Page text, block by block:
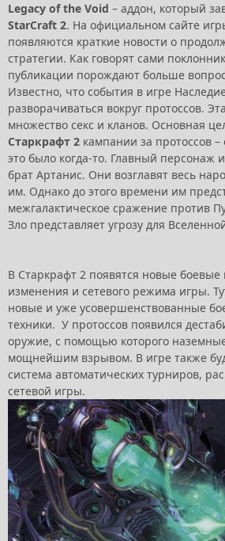
Legacy of the Void – аддон, который
StarCraft 2. На официальном сайте
появляются краткие новости о
стратегии. Как говорят сами
публикации порождают больше
Известно, что события в игре
разворачиваться вокруг протоссов.
множество секс и кланов. Основная
Старкрафт 2 кампании за протоссов
это было когда-то. Главный персонаж
брат Артанис. Они возглавят весь
им. Однако до этого времени им
межгалактическое сражение против
Зло представляет угрозу для
В Старкрафт 2 появятся новые боевые
изменения и сетевого режима игры.
новые и уже усовершенствованные
техники. У протоссов появился
оружие, с помощью которого
мощнейшим взрывом. В игре также
система автоматических турниров,
сетевой игры.